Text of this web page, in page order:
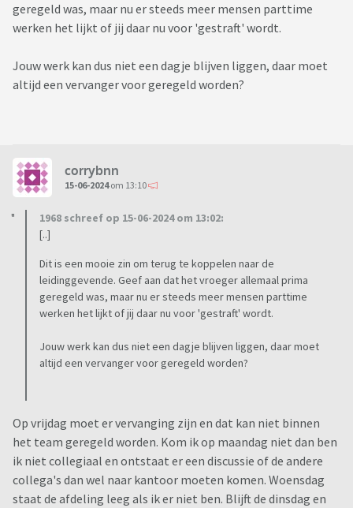
geregeld was, maar nu er steeds meer mensen parttime
werken het lijkt of jij daar nu voor 'gestraft' wordt.
Jouw werk kan dus niet een dagje blijven liggen, daar moet
altijd een vervanger voor geregeld worden?
corrybnn
15-06-2024om 13:10
1968 schreef op 15-06-2024 om 13:02:
[..]
Dit is een mooie zin om terug te koppelen naar de
leidinggevende. Geef aan dat het vroeger allemaal prima
geregeld was, maar nu er steeds meer mensen parttime
werken het lijkt of jij daar nu voor 'gestraft' wordt.
Jouw werk kan dus niet een dagje blijven liggen, daar moet
altijd een vervanger voor geregeld worden?
Op vrijdag moet er vervanging zijn en dat kan niet binnen
het team geregeld worden. Kom ik op maandag niet dan ben
ik niet collegiaal en ontstaat er een discussie of de andere
collega's dan wel naar kantoor moeten komen. Woensdag
staat de afdeling leeg als ik er niet ben. Blijft de dinsdag en